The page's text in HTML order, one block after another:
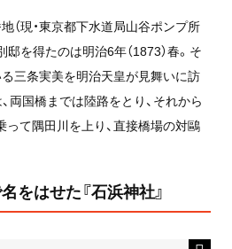
（現・東京都下水道局山谷ポンプ所
を得たのは明治6年（1873）春。そ
三条実美を明治天皇が見舞いに訪
両国橋までは陸路をとり、それから
って隅田川を上り、直接橋場の対鷗
をはせた『石浜神社』